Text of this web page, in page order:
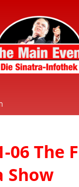
06 The
Show